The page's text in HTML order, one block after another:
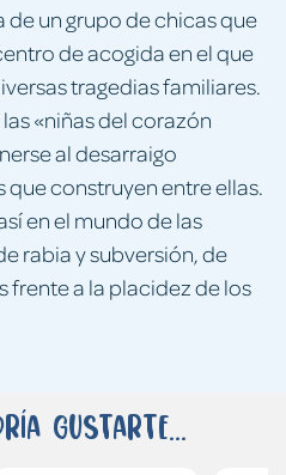
un grupo de chicas que
de acogida en el que
tragedias familiares.
«niñas del corazón
al desarraigo
construyen entre ellas.
en el mundo de las
rabia y subversión, de
frente a la placidez de los
gustarte...